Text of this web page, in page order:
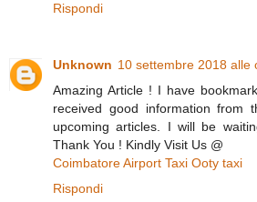
Rispondi
Unknown 10 settembre 2018 alle
Amazing Article ! I have
received good information from
upcoming articles. I will be
Thank You ! Kindly Visit Us @
Coimbatore Airport Taxi Ooty taxi
Rispondi